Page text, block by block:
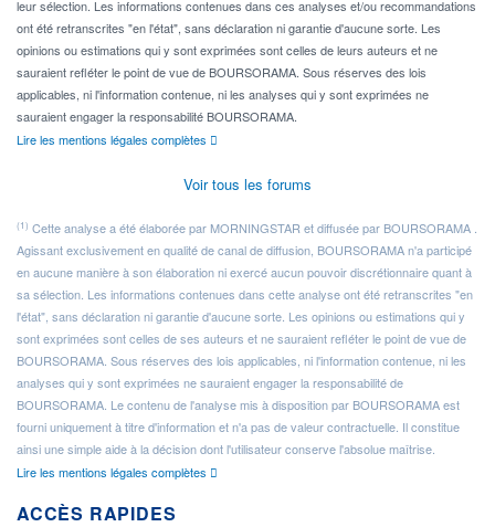
leur sélection. Les informations contenues dans ces analyses et/ou recommandations
ont été retranscrites "en l'état", sans déclaration ni garantie d'aucune sorte. Les
opinions ou estimations qui y sont exprimées sont celles de leurs auteurs et ne
sauraient refléter le point de vue de BOURSORAMA. Sous réserves des lois
applicables, ni l'information contenue, ni les analyses qui y sont exprimées ne
sauraient engager la responsabilité BOURSORAMA.
Lire les mentions légales complètes
Voir tous les forums
(1) Cette analyse a été élaborée par MORNINGSTAR et diffusée par BOURSORAMA .
Agissant exclusivement en qualité de canal de diffusion, BOURSORAMA n'a participé
en aucune manière à son élaboration ni exercé aucun pouvoir discrétionnaire quant à
sa sélection. Les informations contenues dans cette analyse ont été retranscrites "en
l'état", sans déclaration ni garantie d'aucune sorte. Les opinions ou estimations qui y
sont exprimées sont celles de ses auteurs et ne sauraient refléter le point de vue de
BOURSORAMA. Sous réserves des lois applicables, ni l'information contenue, ni les
analyses qui y sont exprimées ne sauraient engager la responsabilité de
BOURSORAMA. Le contenu de l'analyse mis à disposition par BOURSORAMA est
fourni uniquement à titre d'information et n'a pas de valeur contractuelle. Il constitue
ainsi une simple aide à la décision dont l'utilisateur conserve l'absolue maîtrise.
Lire les mentions légales complètes
ACCÈS RAPIDES